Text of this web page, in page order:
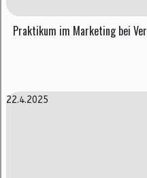
Prak­ti­kum im Mar­ke­ting bei
22.4.2025